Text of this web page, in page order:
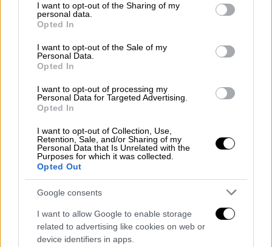
not limited to your visit or usage behaviour. You may click to
grant or deny consent to Google and its third-party tags to
use your data for below specified purposes in below Google
consent section.
I want to opt-out of the Sharing of my
personal data.
Opted In
I want to opt-out of the Sale of my
Personal Data.
Opted In
I want to opt-out of processing my
Personal Data for Targeted Advertising.
Opted In
I want to opt-out of Collection, Use,
Retention, Sale, and/or Sharing of my
Personal Data that Is Unrelated with the
Purposes for which it was collected.
Opted Out
Google consents
I want to allow Google to enable storage
related to advertising like cookies on web or
device identifiers in apps.
μακελειού
To χρονικό
Σύμφωνα με το MEGA, oι τρεις νεαροί
έβαλαν τον ανήλικο σε αυτοκίνητο και τον
μετέφεραν στονλόφο Μεζούρλου
συνέχισαν να τον χτυπούν μέχρι ο 16χρονος
να τους οδηγήσει στο σπίτι του και να τους
δώσει χρήματα.
Ωστόσο, όταν αντιλήφθηκαν την παρουσία
συγγενικού προσώπου οι νεαροί τράπηκαν
φυγή.